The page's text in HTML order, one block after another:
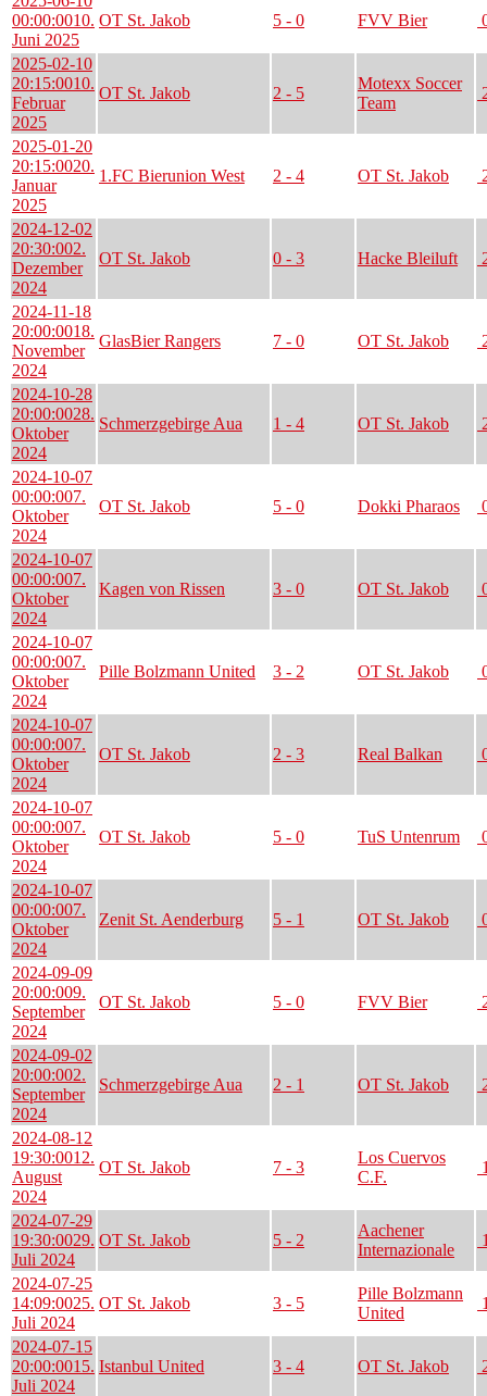
00:00:0010.
Juni 2025
OT St. Jakob 5 - 0 FVV Bier
2025-02-10
20:15:0010.
Februar
2025
OT St. Jakob 2 - 5
Motexx Soccer
Team
2025-01-20
20:15:0020.
Januar
2025
1.FC Bierunion West 2 - 4 OT St. Jakob
2024-12-02
20:30:002.
Dezember
2024
OT St. Jakob 0 - 3 Hacke Bleiluft
2024-11-18
20:00:0018.
November
2024
GlasBier Rangers 7 - 0 OT St. Jakob
2024-10-28
20:00:0028.
Oktober
2024
Schmerzgebirge Aua 1 - 4 OT St. Jakob
2024-10-07
00:00:007.
Oktober
2024
OT St. Jakob 5 - 0 Dokki Pharaos
2024-10-07
00:00:007.
Oktober
2024
Kagen von Rissen 3 - 0 OT St. Jakob
2024-10-07
00:00:007.
Oktober
2024
Pille Bolzmann United 3 - 2 OT St. Jakob
2024-10-07
00:00:007.
Oktober
2024
OT St. Jakob 2 - 3 Real Balkan
2024-10-07
00:00:007.
Oktober
2024
OT St. Jakob 5 - 0 TuS Untenrum
2024-10-07
00:00:007.
Oktober
2024
Zenit St. Aenderburg 5 - 1 OT St. Jakob
2024-09-09
20:00:009.
September
2024
OT St. Jakob 5 - 0 FVV Bier
2024-09-02
20:00:002.
September
2024
Schmerzgebirge Aua 2 - 1 OT St. Jakob
2024-08-12
19:30:0012.
August
2024
OT St. Jakob 7 - 3
Los Cuervos
C.F.
2024-07-29
19:30:0029.
Juli 2024
OT St. Jakob 5 - 2
Aachener
Internazionale
2024-07-25
14:09:0025.
Juli 2024
OT St. Jakob 3 - 5
Pille Bolzmann
United
2024-07-15
20:00:0015.
Juli 2024
Istanbul United 3 - 4 OT St. Jakob